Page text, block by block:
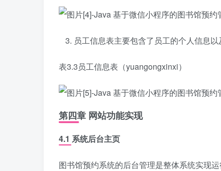
员工信息表主要包含了员工的个人信息
表3.3员工信息表（yuangongxinxi）
第四章 网站功能实现
4.1 系统后台主页
图书馆预约系统的后台管理是整体系统实现